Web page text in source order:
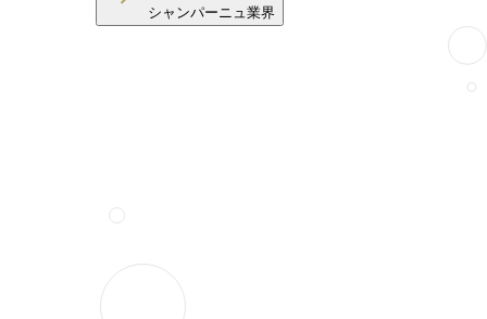
シャンパーニュ業界